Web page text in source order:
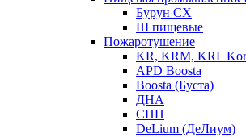
Бурун СХ
Ш пищевые
Пожаротушение
KR, KRM, KRL
APD Boosta
Boosta (Буста)
ДНА
СНП
DeLium (ДеЛиум)